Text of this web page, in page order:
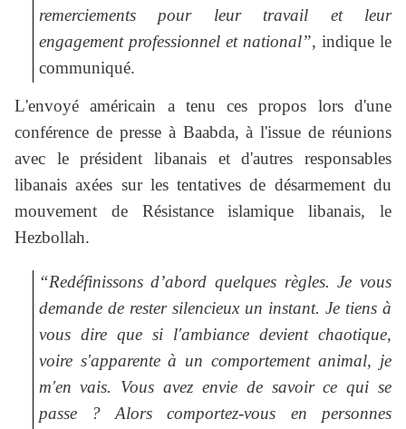
remerciements pour leur travail et leur
engagement professionnel et national”, indique le
communiqué.
L'envoyé américain a tenu ces propos lors d'une
conférence de presse à Baabda, à l'issue de réunions
avec le président libanais et d'autres responsables
libanais axées sur les tentatives de désarmement du
mouvement de Résistance islamique libanais, le
Hezbollah.
“Redéfinissons d’abord quelques règles. Je vous
demande de rester silencieux un instant. Je tiens à
vous dire que si l'ambiance devient chaotique,
voire s'apparente à un comportement animal, je
m'en vais. Vous avez envie de savoir ce qui se
passe ? Alors comportez-vous en personnes